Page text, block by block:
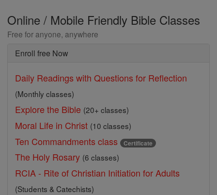
Online / Mobile Friendly Bible Classes
Free for anyone, anywhere
Enroll free Now
Daily Readings with Questions for Reflection
(Monthly classes)
Explore the Bible (20+ classes)
Moral Life in Christ (10 classes)
Ten Commandments class Certificate
The Holy Rosary (6 classes)
RCIA - Rite of Christian Initiation for Adults
(Students & Catechists)